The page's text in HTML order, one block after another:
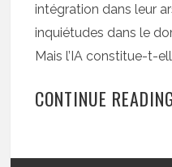
intégration dans leur
inquiétudes dans le
Mais l’IA constitue-t-
CONTINUE